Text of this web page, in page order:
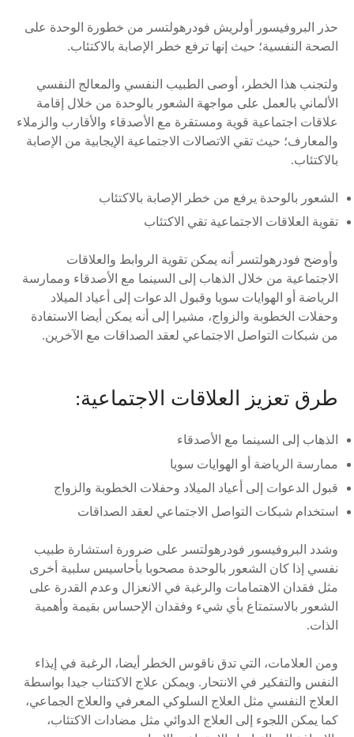
حذر البروفيسور أولريش فودرهولتسر من خطورة الوحدة على
الصحة النفسية؛ حيث إنها ترفع خطر الإصابة بالاكتئاب.
ولتجنب هذا الخطر، أوصى الطبيب النفسي والمعالج النفسي
الألماني بالعمل على مواجهة الشعور بالوحدة من خلال إقامة
علاقات اجتماعية قوية ومستقرة مع الأصدقاء والأقارب والزملاء
والمعارف؛ حيث تقي الاتصالات الاجتماعية الإيجابية من الإصابة
بالاكتئاب.
الشعور بالوحدة يرفع من خطر الإصابة بالاكتئاب
تقوية العلاقات الاجتماعية تقي الاكتئاب
وأوضح فودرهولتسر أنه يمكن تقوية الروابط والعلاقات
الاجتماعية من خلال الذهاب إلى السينما مع الأصدقاء وممارسة
الرياضة أو الهوايات سويا وقبول الدعوات إلى أعياد الميلاد
وحفلات الخطوبة والزواج، مشيرا إلى أنه يمكن أيضا الاستفادة
من شبكات التواصل الاجتماعي لعقد الصداقات مع الآخرين.
طرق تعزيز العلاقات الاجتماعية:
الذهاب إلى السينما مع الأصدقاء
ممارسة الرياضة أو الهوايات سويا
قبول الدعوات إلى أعياد الميلاد وحفلات الخطوبة والزواج
استخدام شبكات التواصل الاجتماعي لعقد الصداقات
وشدد البروفيسور فودرهولتسر على ضرورة استشارة طبيب
نفسي إذا كان الشعور بالوحدة مصحوبا بأحاسيس سلبية أخرى
مثل فقدان الاهتمامات والرغبة في الانعزال وعدم القدرة على
الشعور بالاستمتاع بأي شيء وفقدان الإحساس بقيمة وأهمية
الذات.
ومن العلامات، التي تدق ناقوس الخطر أيضا، الرغبة في إيذاء
النفس والتفكير في الانتحار. ويمكن علاج الاكتئاب جيدا بواسطة
العلاج النفسي مثل العلاج السلوكي المعرفي والعلاج الجماعي،
كما يمكن اللجوء إلى العلاج الدوائي مثل مضادات الاكتئاب،